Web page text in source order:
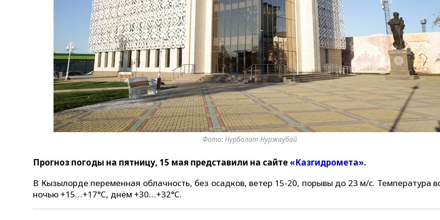
Фото: Нурболат Нуржаубай
Прогноз погоды на пятницу, 15 мая представили на сайте «Казгидромета».
В Кызылорде переменная облачность, без осадков, ветер 15-20, порывы до 23 м/с. Температура
ночью +15…+17°C, днём +30…+32°C.